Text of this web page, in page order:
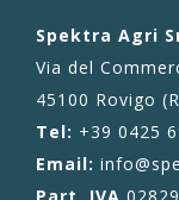
Spektra Agri
Via del
45100 Rovigo
Tel: +39 0425
Email: